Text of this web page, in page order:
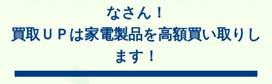
なさん！
買取ＵＰは家電製品を高額買い取りし
ます！